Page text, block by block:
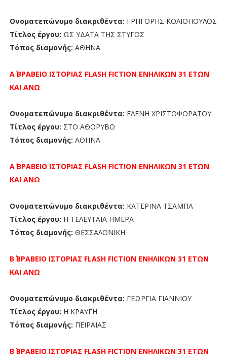
Ονοματεπώνυμο διακριθέντα: ΓΡΗΓΟΡΗΣ ΚΟΛΙΟΠΟΥΛΟΣ
Τίτλος έργου: ΩΣ ΥΔΑΤΑ ΤΗΣ ΣΤΥΓΟΣ
Τόπος διαμονής: ΑΘΗΝΑ
Α΄ ΒΡΑΒΕΙΟ ΙΣΤΟΡΙΑΣ FLASH FICTION ΕΝΗΛΙΚΩΝ 31 ΕΤΩΝ
ΚΑΙ ΑΝΩ
Ονοματεπώνυμο διακριθέντα: ΕΛΕΝΗ ΧΡΙΣΤΟΦΟΡΑΤΟΥ
Τίτλος έργου: ΣΤΟ ΑΘΟΡΥΒΟ
Τόπος διαμονής: ΑΘΗΝΑ
Α΄ ΒΡΑΒΕΙΟ ΙΣΤΟΡΙΑΣ FLASH FICTION ΕΝΗΛΙΚΩΝ 31 ΕΤΩΝ
ΚΑΙ ΑΝΩ
Ονοματεπώνυμο διακριθέντα: ΚΑΤΕΡΙΝΑ ΤΣΑΜΠΑ
Τίτλος έργου: Η ΤΕΛΕΥΤΑΙΑ ΗΜΕΡΑ
Τόπος διαμονής: ΘΕΣΣΑΛΟΝΙΚΗ
Β΄ ΒΡΑΒΕΙΟ ΙΣΤΟΡΙΑΣ FLASH FICTION ΕΝΗΛΙΚΩΝ 31 ΕΤΩΝ
ΚΑΙ ΑΝΩ
Ονοματεπώνυμο διακριθέντα: ΓΕΩΡΓΙΑ ΓΙΑΝΝΙΟΥ
Τίτλος έργου: Η ΚΡΑΥΓΗ
Τόπος διαμονής: ΠΕΙΡΑΙΑΣ
Β΄ ΒΡΑΒΕΙΟ ΙΣΤΟΡΙΑΣ FLASH FICTION ΕΝΗΛΙΚΩΝ 31 ΕΤΩΝ